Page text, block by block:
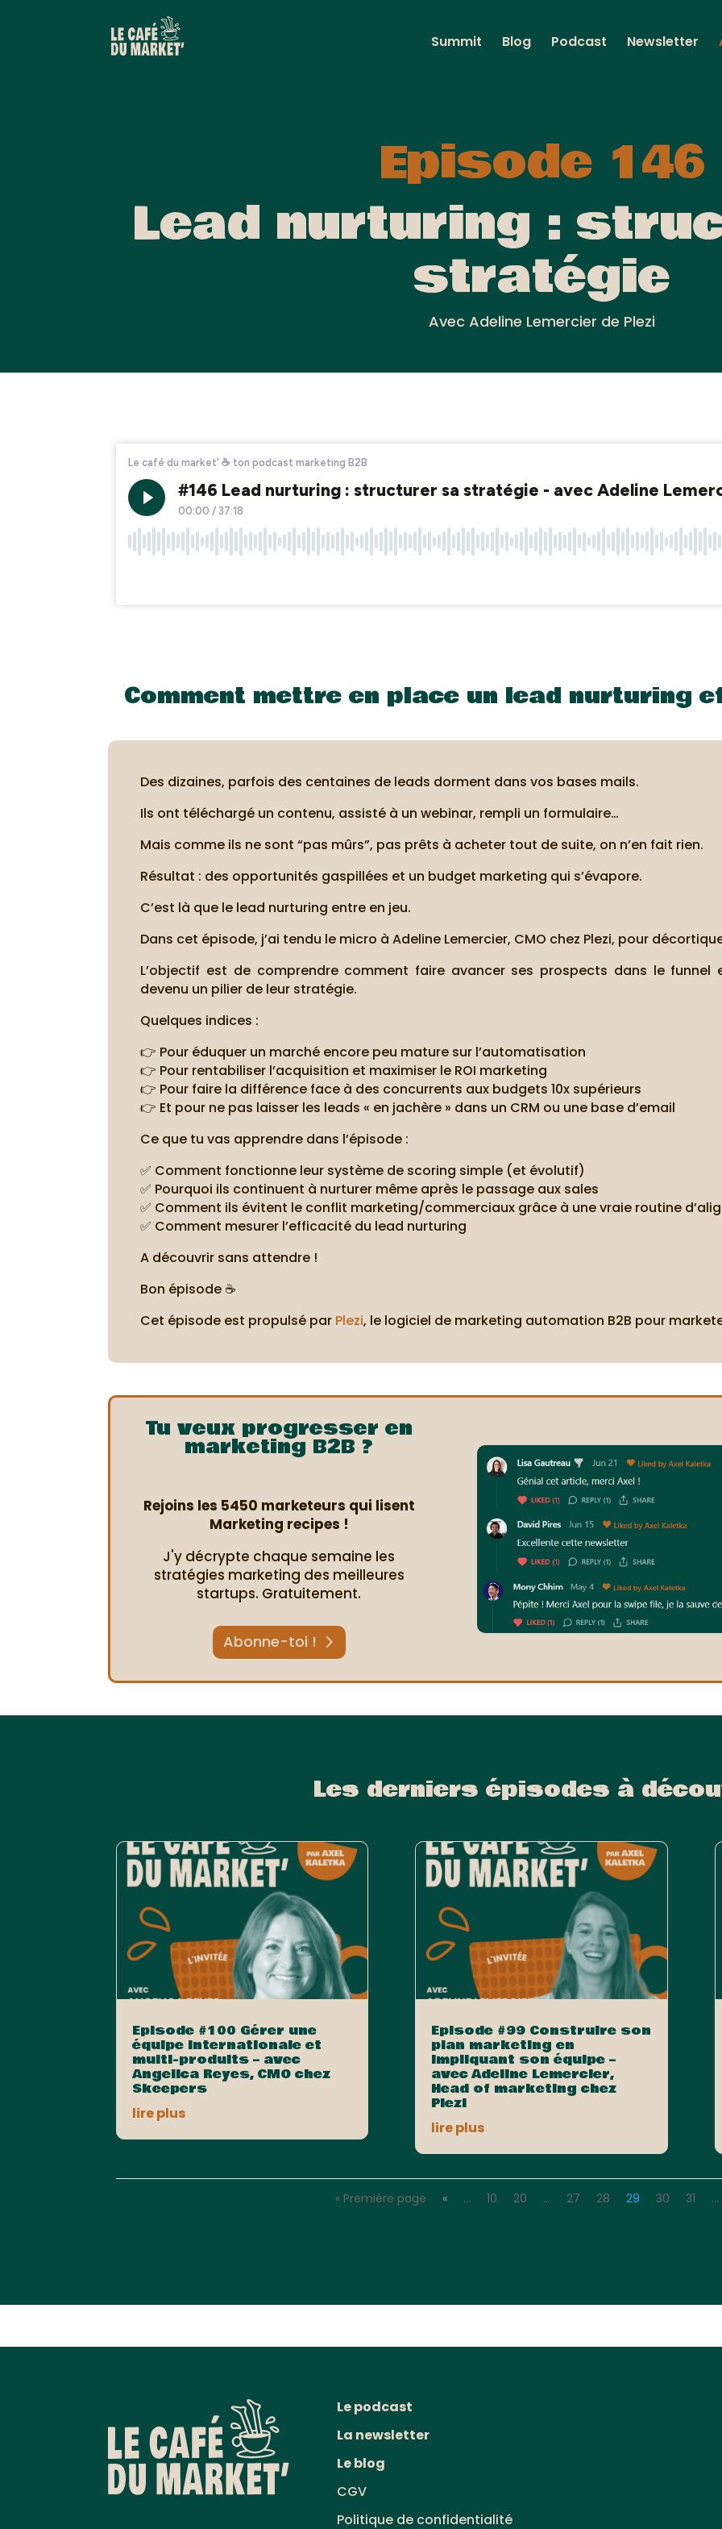
Summit Blog Podcast Newsletter
Episode 146
Lead nurturing :
stratégie
Avec Adeline Lemercier de Plezi
Comment mettre en place un lead nurturing
Des dizaines, parfois des centaines de leads dorment dans vos bases mails.
Ils ont téléchargé un contenu, assisté à un webinar, rempli un formulaire…
Mais comme ils ne sont “pas mûrs”, pas prêts à acheter tout de suite, on n’en fait rien.
Résultat : des opportunités gaspillées et un budget marketing qui s’évapore.
C’est là que le lead nurturing entre en jeu.
Dans cet épisode, j’ai tendu le micro à Adeline Lemercier, CMO chez Plezi, pour
L’objectif est de comprendre comment faire avancer ses prospects dans le
devenu un pilier de leur stratégie.
Quelques indices :
👉 Pour éduquer un marché encore peu mature sur l’automatisation
👉 Pour rentabiliser l’acquisition et maximiser le ROI marketing
👉 Pour faire la différence face à des concurrents aux budgets 10x supérieurs
👉 Et pour ne pas laisser les leads « en jachère » dans un CRM ou une base d’email
Ce que tu vas apprendre dans l’épisode :
✅ Comment fonctionne leur système de scoring simple (et évolutif)
✅ Pourquoi ils continuent à nurturer même après le passage aux sales
✅ Comment ils évitent le conflit marketing/commerciaux grâce à une vraie routine
✅ Comment mesurer l’efficacité du lead nurturing
A découvrir sans attendre !
Bon épisode ☕
Cet épisode est propulsé par Plezi, le logiciel de marketing automation B2B pour
Tu veux progresser en
marketing B2B ?
Rejoins les 5450 marketeurs qui lisent
Marketing recipes !
J'y décrypte chaque semaine les
stratégies marketing des meilleures
startups. Gratuitement.
Abonne-toi !
Les derniers épisodes à
Episode #100 Gérer une
équipe internationale et
multi-produits – avec
Angelica Reyes, CMO chez
Skeepers
lire plus
Episode #99 Construire son
plan marketing en
impliquant son équipe –
avec Adeline Lemercier,
Head of marketing chez
Plezi
lire plus
« Première page « … 10 20 … 27 28 29 30 31 …
Le podcast
La newsletter
Le blog
CGV
Politique de confidentialité